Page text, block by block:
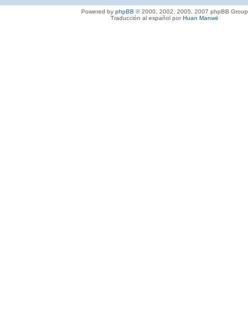
Powered by phpBB © 2000, 2002, 2005, 2007 phpBB Group
Traducción al español porHuan Manwë